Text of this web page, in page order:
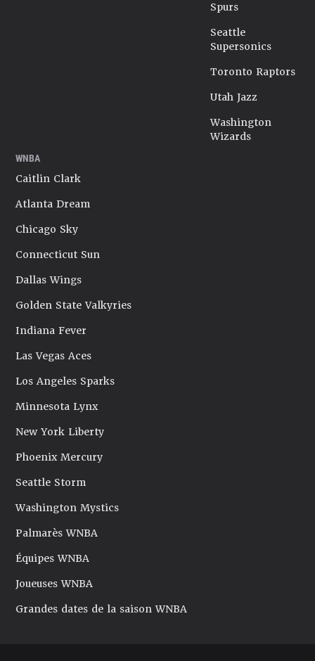
Spurs
Seattle
Supersonics
Toronto Raptors
Utah Jazz
Washington
Wizards
WNBA
Caitlin Clark
Atlanta Dream
Chicago Sky
Connecticut Sun
Dallas Wings
Golden State Valkyries
Indiana Fever
Las Vegas Aces
Los Angeles Sparks
Minnesota Lynx
New York Liberty
Phoenix Mercury
Seattle Storm
Washington Mystics
Palmarès WNBA
Équipes WNBA
Joueuses WNBA
Grandes dates de la saison WNBA